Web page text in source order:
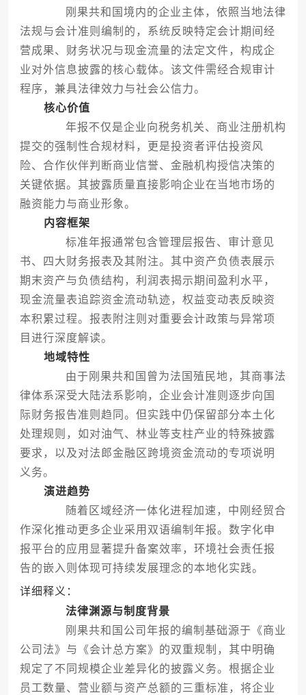
刚果共和国境内的企业主体，依照当地法律
法规与会计准则编制的，系统反映特定会计期间经
营成果、财务状况与现金流量的法定文件，构成企
业对外信息披露的核心载体。该文件需经合规审计
程序，兼具法律效力与社会公信力。
核心价值
年报不仅是企业向税务机关、商业注册机构
提交的强制性合规材料，更是投资者评估投资风
险、合作伙伴判断商业信誉、金融机构授信决策的
关键依据。其披露质量直接影响企业在当地市场的
融资能力与商业形象。
内容框架
标准年报通常包含管理层报告、审计意见
书、四大财务报表及其附注。其中资产负债表展示
期末资产与负债结构，利润表揭示期间盈利水平，
现金流量表追踪资金流动轨迹，权益变动表反映资
本积累过程。报表附注则对重要会计政策与异常项
目进行深度解读。
地域特性
由于刚果共和国曾为法国殖民地，其商事法
律体系深受大陆法系影响，企业会计准则逐步向国
际财务报告准则趋同。但实践中仍保留部分本土化
处理规则，如对油气、林业等支柱产业的特殊披露
要求，以及对法郎金融区跨境资金流动的专项说明
义务。
演进趋势
随着区域经济一体化进程加速，中刚经贸合
作深化推动更多企业采用双语编制年报。数字化申
报平台的应用显著提升备案效率，环境社会责任报
告的嵌入则体现可持续发展理念的本地化实践。
详细释义：
法律渊源与制度背景
刚果共和国公司年报的编制基础源于《商业
公司法》与《会计总方案》的双重规制，其中明确
规定了不同规模企业差异化的披露义务。根据企业
员工数量、营业额与资产总额的三重标准，将企业